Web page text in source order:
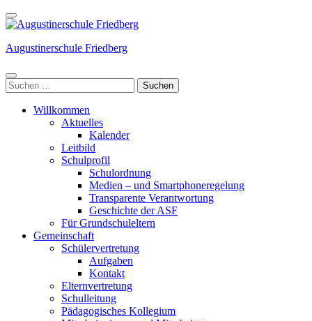
Weiter
zum
(Enter
Augustinerschule Friedberg
Suchen
nach:
Willkommen
Aktuelles
Kalender
Leitbild
Schulprofil
Schulordnung
Medien – und Smartphoneregelung
Transparente Verantwortung
Geschichte der ASF
Für Grundschuleltern
Gemeinschaft
Schülervertretung
Aufgaben
Kontakt
Elternvertretung
Schulleitung
Pädagogisches Kollegium